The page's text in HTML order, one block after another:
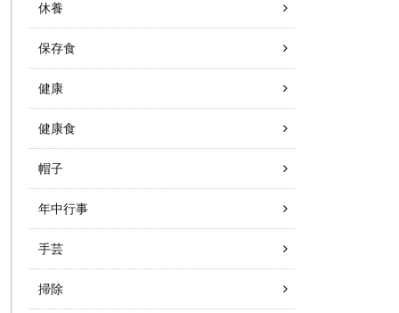
休養
保存食
健康
健康食
帽子
年中行事
手芸
掃除